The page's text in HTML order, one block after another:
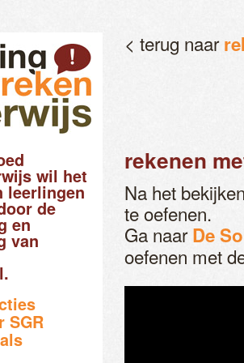
< terug naar
rekenen
Na het
te oefenen.
Ga naarDe
oefenen met
wil het
leerlingen
de
en
van
SGR